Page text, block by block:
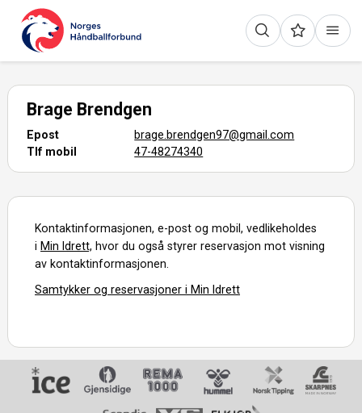
Brage Brendgen
Epost
brage.brendgen97@gmail.com
Tlf mobil
47-48274340
Kontaktinformasjonen, e-post og mobil, vedlikeholdes
i Min Idrett, hvor du også styrer reservasjon mot visning
av kontaktinformasjonen.
Samtykker og reservasjoner i Min Idrett